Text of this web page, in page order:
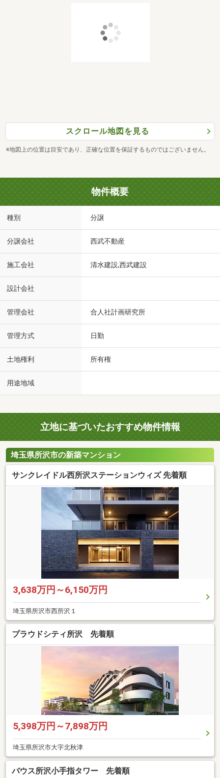
スクロール地図を見る
※地図上の位置は目安であり、正確な位置を保証するものではございません。
物件概要
種別 分譲
分譲会社 西武不動産
施工会社 清水建設,西武建設
設計会社
管理会社 合人社計画研究所
管理方式 日勤
土地権利 所有権
用途地域
立地に基づいたおすすめ物件情報
埼玉県所沢市の新築マンション
サンクレイドル西所沢ステーションウィズ 先着順
3,638万円～6,150万円
埼玉県所沢市西所沢１
プラウドシティ所沢 先着順
5,398万円～7,898万円
埼玉県所沢市大字北秋津
バウス所沢小手指タワー 先着順